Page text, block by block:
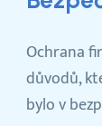
Ochrana
důvodů,
bylo v